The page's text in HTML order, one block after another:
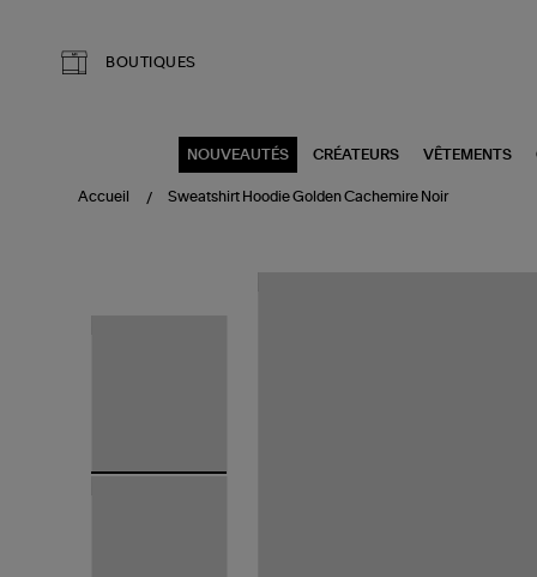
BOUTIQUES
NOUVEAUTÉS CRÉATEURS VÊTEMENTS
Accueil Sweatshirt Hoodie Golden Cachemire Noir